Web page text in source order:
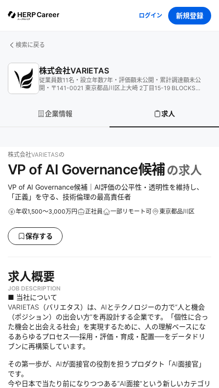
ログイン 新規登録
検索に戻る
株式会社VARIETAS
従業員数11名 ・ 設立年数7年 ・ 評価額未公開 ・ 累計調達額未公
開 ・ 〒141-0021 東京都品川区上大崎 2丁目15-19 BLOCKS
企業情報 求人
株式会社VARIETASの
VP of AI Governance候補の求人
VP of AI Governance候補｜AI評価の公平性・透明性を維持し、
「正義」を守る、技術倫理の最高責任者
年収1,500～3,000万円 正社員 一部リモート可 東京都品川区
保存する
求人概要
JOB DESCRIPTION
■ 当社について
VARIETAS（バリエタス）は、AIとテクノロジーの力で“人と機会
（ポジション）の出会い方”を再設計する企業です。「個性に合っ
た機会と出会える社会」を実現するために、人の理解ベースにな
るあらゆるプロセス──採用・評価・育成・配置──をデータドリ
ブンに再構築しています。
その第一歩が、AIが面接官の役割を担うプロダクト「AI面接官」
です。
今や日本で当たり前になりつつある”AI面接”という新しいカテゴリ